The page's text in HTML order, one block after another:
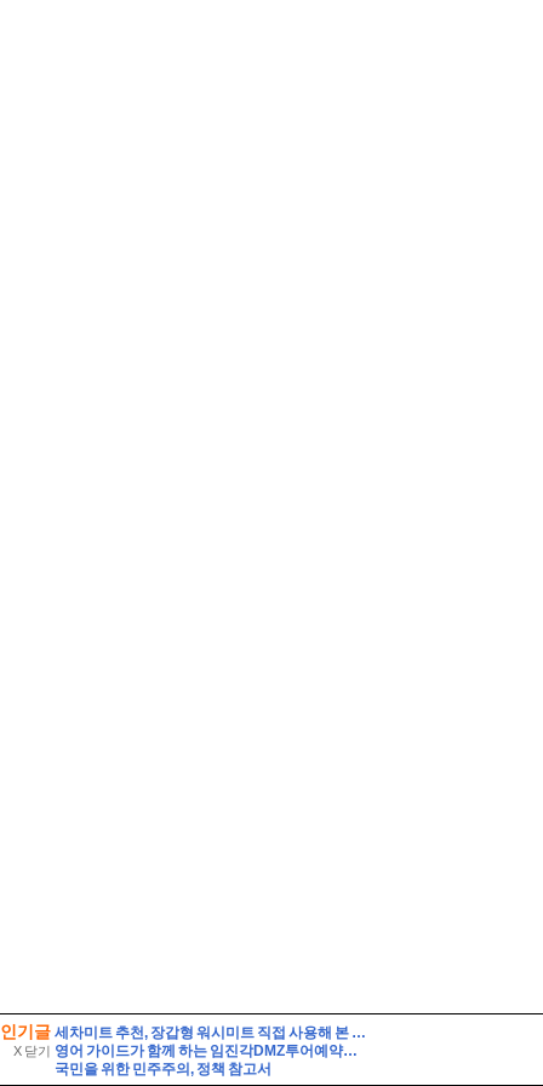
인기글
X 닫기
세차미트 추천, 장갑형 워시미트 직접 사용해 본 후기
영어 가이드가 함께 하는 임진각DMZ투어예약후기 외국인관광추천해요
국민을 위한 민주주의, 정책 참고서